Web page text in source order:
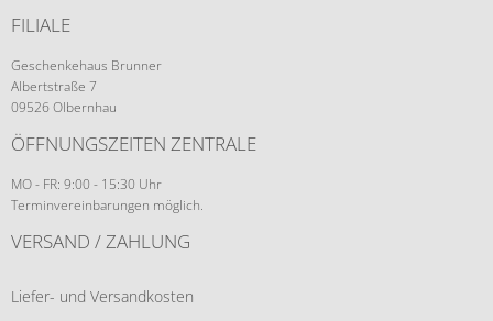
FILIALE
Geschenkehaus Brunner
Albertstraße 7
09526 Olbernhau
ÖFFNUNGSZEITEN ZENTRALE
MO - FR: 9:00 - 15:30 Uhr
Terminvereinbarungen möglich.
VERSAND / ZAHLUNG
Liefer- und Versandkosten